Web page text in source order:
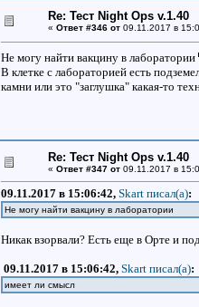
Re: Тест Night Ops v.1.40
« Ответ #346 от09.11.2017 в
Не могу найти вакцину в лаборатории
В клетке с лабораторией есть
камни или это "заглушка" какая-то
Re: Тест Night Ops v.1.40
« Ответ #347 от09.11.2017 в
09.11.2017 в 15:06:42, Skart писал(a):
Не могу найти вакцину в лаборатории
Никак взорвали? Есть еще в Орте и
09.11.2017 в 15:06:42, Skart писал(a):
имеет ли смысл